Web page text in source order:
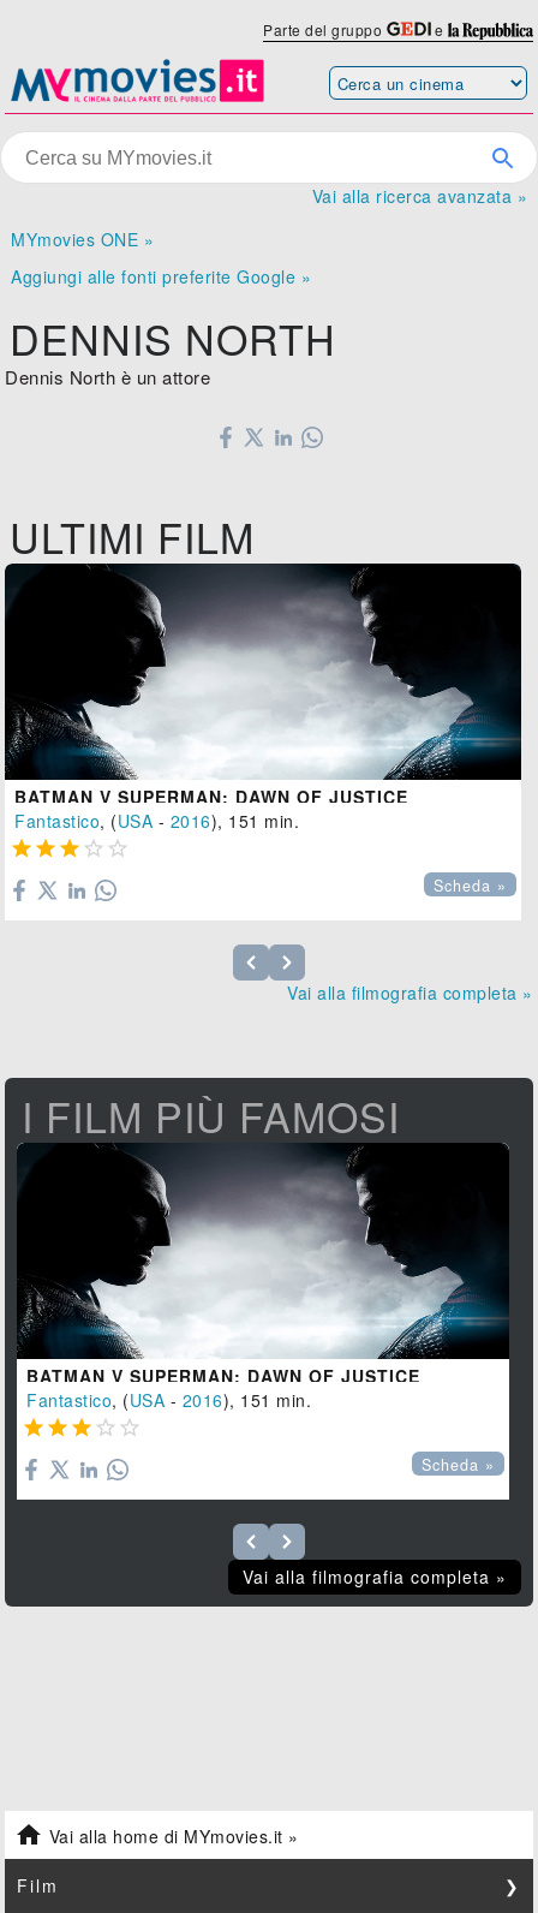
Parte del gruppo e
Vai alla ricerca avanzata »
MYmovies ONE »
Aggiungi alle fonti preferite Google »
DENNIS NORTH
Dennis North è un attore
ULTIMI FILM
BATMAN V SUPERMAN: DAWN OF JUSTICE
Fantastico, (USA - 2016), 151 min.
    
Scheda »
Vai alla filmografia completa »
I FILM PIÙ FAMOSI
BATMAN V SUPERMAN: DAWN OF JUSTICE
Fantastico, (USA - 2016), 151 min.
    
Scheda »
Vai alla filmografia completa »
 Vai alla home di MYmovies.it »
Film ❯